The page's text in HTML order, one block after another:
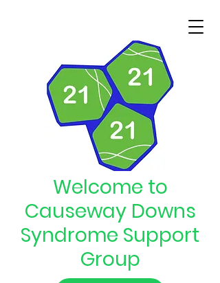
Welcome to
Causeway Downs
Syndrome Support
Group